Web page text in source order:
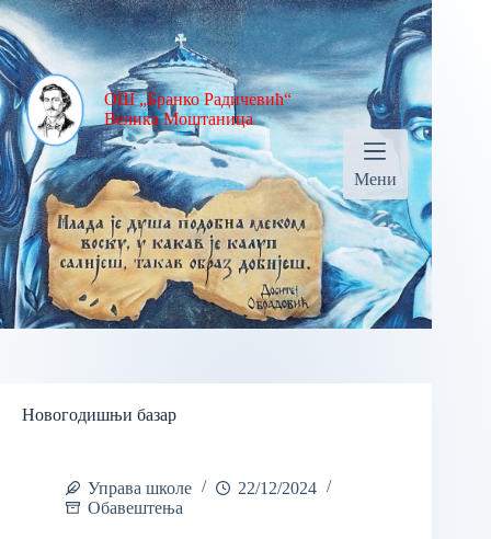
ОШ „Бранко Радичевић“
Велика Моштаница
Мени
Новогодишњи базар
Управа школе
22/12/2024
Обавештења